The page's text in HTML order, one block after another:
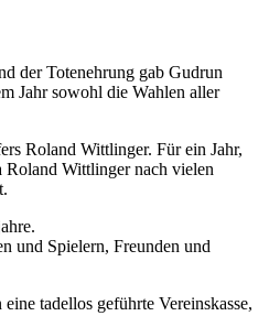
der Totenehrung gab Gudrun
Jahr sowohl die Wahlen aller
Roland Wittlinger. Für ein Jahr,
Wittlinger nach vielen
und Spielern, Freunden und
tadellos geführte Vereinskasse,